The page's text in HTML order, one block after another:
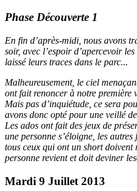
Phase Découverte 1
En fin d’après-midi, nous avons
soir, avec l’espoir d’apercevoir
laissé leurs traces dans le parc...
Malheureusement, le ciel
ont fait renoncer à notre première
Mais pas d’inquiétude, ce sera
avons donc opté pour une veillé de
Les ados ont fait des jeux de
une personne s’éloigne, les
tous ceux qui ont un short
personne revient et doit deviner
Mardi 9 Juillet 2013